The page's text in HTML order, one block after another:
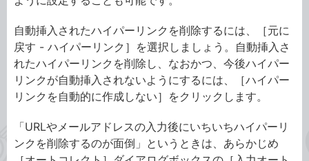
自動挿入されたハイパーリンクを削除するには、［元に
戻す - ハイパーリンク］を選択しましょう。自動挿入さ
れたハイパーリンクを削除し、なおかつ、今後ハイパー
リンクが自動挿入されないようにするには、［ハイパー
リンクを自動的に作成しない］をクリックします。
「URLやメールアドレスの入力後にいちいちハイパーリ
ンクを削除するのが面倒」というときは、あらかじめ